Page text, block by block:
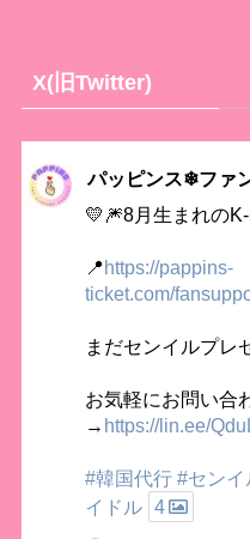
X(旧Twitter)
パッピンス❄ファ
💛🎆8月生まれの
📍 https://pappins-
ticket.com/
まだセンイルプレ
お気軽にお問い合
→ https://lin.ee/
#韓国代行 #センイ
イドル 4